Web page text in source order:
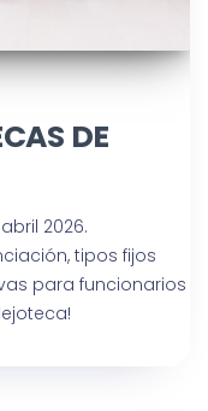
DE
2026.
tipos fijos
para funcionarios